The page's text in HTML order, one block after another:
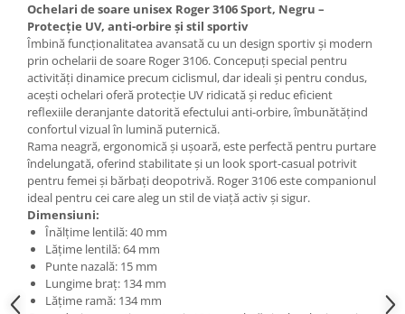
Ochelari de soare unisex Roger 3106 Sport, Negru –
Protecție UV, anti-orbire și stil sportiv
Îmbină funcționalitatea avansată cu un design sportiv și modern
prin ochelarii de soare Roger 3106. Concepuți special pentru
activități dinamice precum ciclismul, dar ideali și pentru condus,
acești ochelari oferă protecție UV ridicată și reduc eficient
reflexiile deranjante datorită efectului anti-orbire, îmbunătățind
confortul vizual în lumină puternică.
Rama neagră, ergonomică și ușoară, este perfectă pentru purtare
îndelungată, oferind stabilitate și un look sport-casual potrivit
pentru femei și bărbați deopotrivă. Roger 3106 este companionul
ideal pentru cei care aleg un stil de viață activ și sigur.
Dimensiuni:
Înălțime lentilă: 40 mm
Lățime lentilă: 64 mm
Punte nazală: 15 mm
Lungime braț: 134 mm
Lățime ramă: 134 mm